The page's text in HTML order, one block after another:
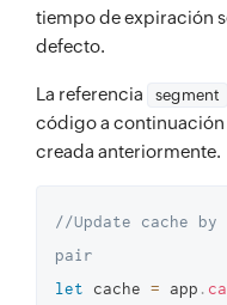
tiempo de expiración
defecto.
La referencia segment
código a continuación
creada anteriormente.
//Update cache
pair
let cache = app .